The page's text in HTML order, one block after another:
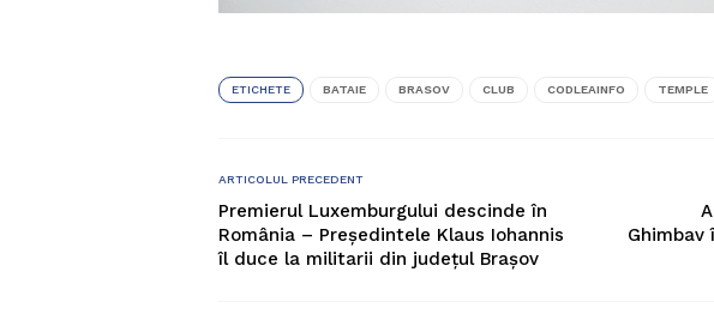
ETICHETE BATAIE BRASOV CLUB CODLEAINFO TEMPLE
ARTICOLUL PRECEDENT
Premierul Luxemburgului descinde în
România – Președintele Klaus Iohannis
îl duce la militarii din județul Brașov